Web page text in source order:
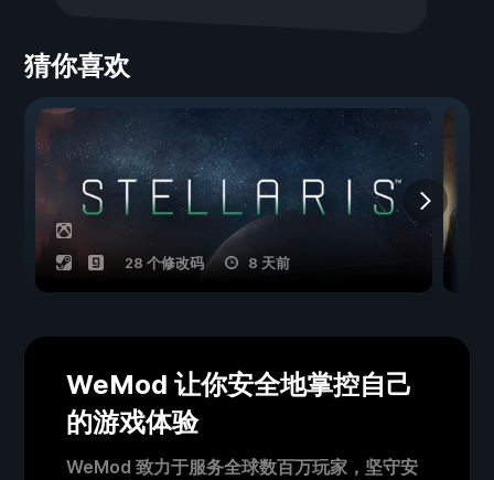
猜你喜欢
28 个修改码 8 天前
WeMod 让你安全地掌控自己
的游戏体验
WeMod 致力于服务全球数百万玩家，坚守安